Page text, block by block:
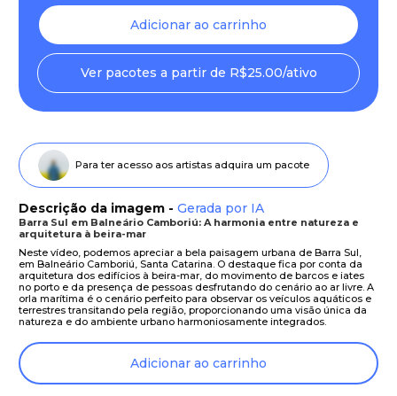
Adicionar ao carrinho
Ver pacotes a partir de R$25.00/ativo
Para ter acesso aos artistas adquira um pacote
Descrição da imagem - Gerada por IA
Barra Sul em Balneário Camboriú: A harmonia entre natureza e
arquitetura à beira-mar
Neste vídeo, podemos apreciar a bela paisagem urbana de Barra Sul,
em Balneário Camboriú, Santa Catarina. O destaque fica por conta da
arquitetura dos edifícios à beira-mar, do movimento de barcos e iates
no porto e da presença de pessoas desfrutando do cenário ao ar livre. A
orla marítima é o cenário perfeito para observar os veículos aquáticos e
terrestres transitando pela região, proporcionando uma visão única da
natureza e do ambiente urbano harmoniosamente integrados.
Adicionar ao carrinho